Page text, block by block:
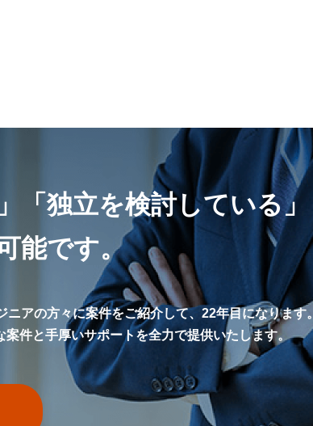
「独立を検討している」
能です。
アの方々に案件をご紹介して、22年目になります。
件と手厚いサポートを全力で提供いたします。